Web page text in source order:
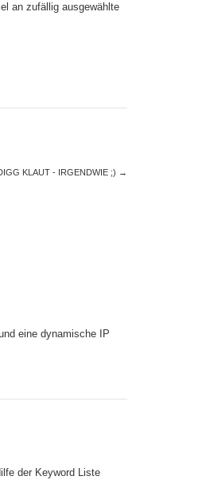
an zufällig ausgewählte
KLAUT - IRGENDWIE ;) →
eine dynamische IP
der Keyword Liste